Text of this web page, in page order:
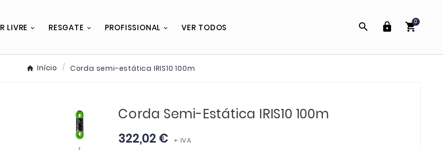
LIVRE RESGATE PROFISSIONAL VER TODOS   
0
Início Corda semi-estática IRIS10 100m
Corda Semi-Estática IRIS10 100m
322,02 € + IVA